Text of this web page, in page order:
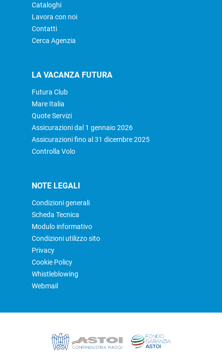
Cataloghi
Lavora con noi
Contatti
Cerca Agenzia
LA VACANZA FUTURA
Futura Club
Mare Italia
Quote Servizi
Assicurazioni dal 1 gennaio 2026
Assicurazioni fino al 31 dicembre 2025
Controlla Volo
NOTE LEGALI
Condizioni generali
Scheda Tecnica
Modulo informativo
Condizioni utilizzo sito
Privacy
Cookie Policy
Whistleblowing
Webmail